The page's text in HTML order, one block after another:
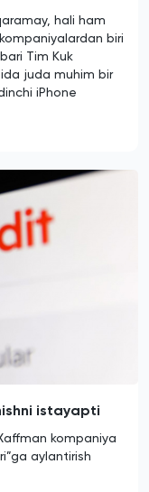
hali ham
biri
Tim Kuk
juda muhim bir
iPhone
istayapti
kompaniya
aylantirish